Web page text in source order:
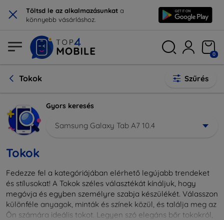
× Töltsd le az alkalmazásunkat a
könnyebb vásárláshoz.
0
Tokok Szűrés
Gyors keresés
Samsung Galaxy Tab A7 10.4
Tokok
Fedezze fel a kategóriájában elérhető legújabb trendeket
és stílusokat! A Tokok széles választékát kínáljuk, hogy
megóvja és egyben személyre szabja készülékét. Válasszon
különféle anyagok, minták és színek közül, és találja meg az
Ön számára ideális tokot. Legyen szó elegáns bőr tokokról,